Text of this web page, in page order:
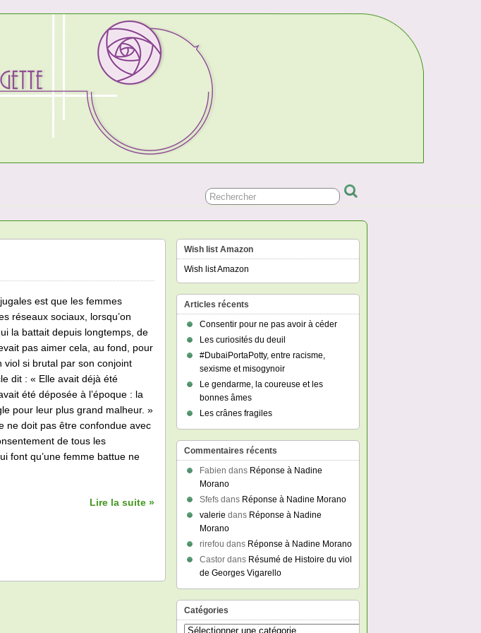
est que les femmes
réseaux sociaux, lorsqu’on
la battait depuis longtemps, de
pas aimer cela, au fond, pour
si brutal par son conjoint
dit : « Elle avait déjà été
été déposée à l’époque : la
pour leur plus grand malheur. »
ne doit pas être confondue avec
de tous les
font qu’une femme battue ne
Lire la suite »
Wish list Amazon
Wish list Amazon
Articles récents
Consentir pour ne pas avoir à céder
Les curiosités du deuil
#DubaiPortaPotty, entre racisme,
sexisme et misogynoir
Le gendarme, la coureuse et les
bonnes âmes
Les crânes fragiles
Commentaires récents
Fabien dans Réponse à Nadine
Morano
Sfefs dans Réponse à Nadine Morano
valerie dans Réponse à Nadine
Morano
rirefou dans Réponse à Nadine Morano
Castor dans Résumé de Histoire du viol
de Georges Vigarello
Catégories
Catégories